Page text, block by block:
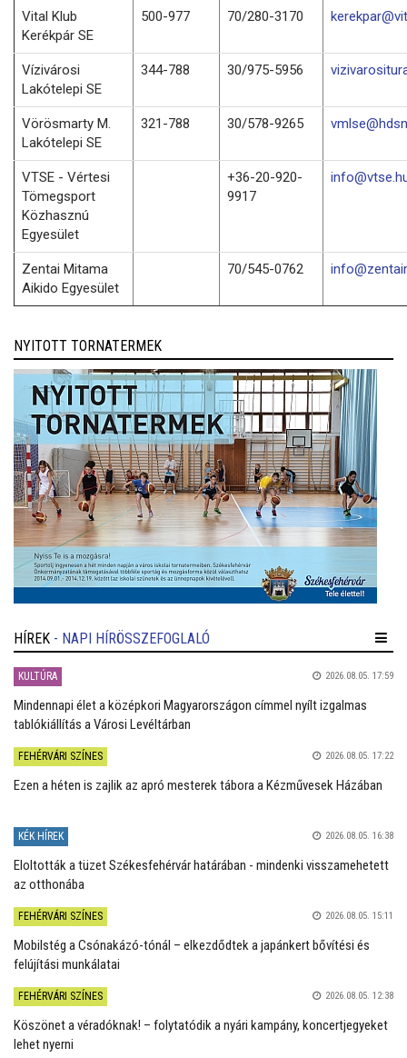
Vital Klub
Kerékpár SE
500-977 70/280-3170
Vízivárosi
Lakótelepi SE
344-788 30/975-5956
Vörösmarty M.
Lakótelepi SE
321-788 30/578-9265
VTSE - Vértesi
Tömegsport
Közhasznú
Egyesület
+36-20-920-
9917
Zentai Mitama
Aikido Egyesület
70/545-0762
NYITOTT TORNATERMEK
HÍREK - NAPI HÍRÖSSZEFOGLALÓ
KULTÚRA 2026.08.05. 17:59
Mindennapi élet a középkori Magyarországon címmel nyílt izgalmas
tablókiállítás a Városi Levéltárban
FEHÉRVÁRI SZÍNES 2026.08.05. 17:22
Ezen a héten is zajlik az apró mesterek tábora a Kézművesek Házában
KÉK HÍREK 2026.08.05. 16:38
Eloltották a tüzet Székesfehérvár határában - mindenki visszamehetett
az otthonába
FEHÉRVÁRI SZÍNES 2026.08.05. 15:11
Mobilstég a Csónakázó-tónál – elkezdődtek a japánkert bővítési és
felújítási munkálatai
FEHÉRVÁRI SZÍNES 2026.08.05. 12:38
Köszönet a véradóknak! – folytatódik a nyári kampány, koncertjegyeket
lehet nyerni